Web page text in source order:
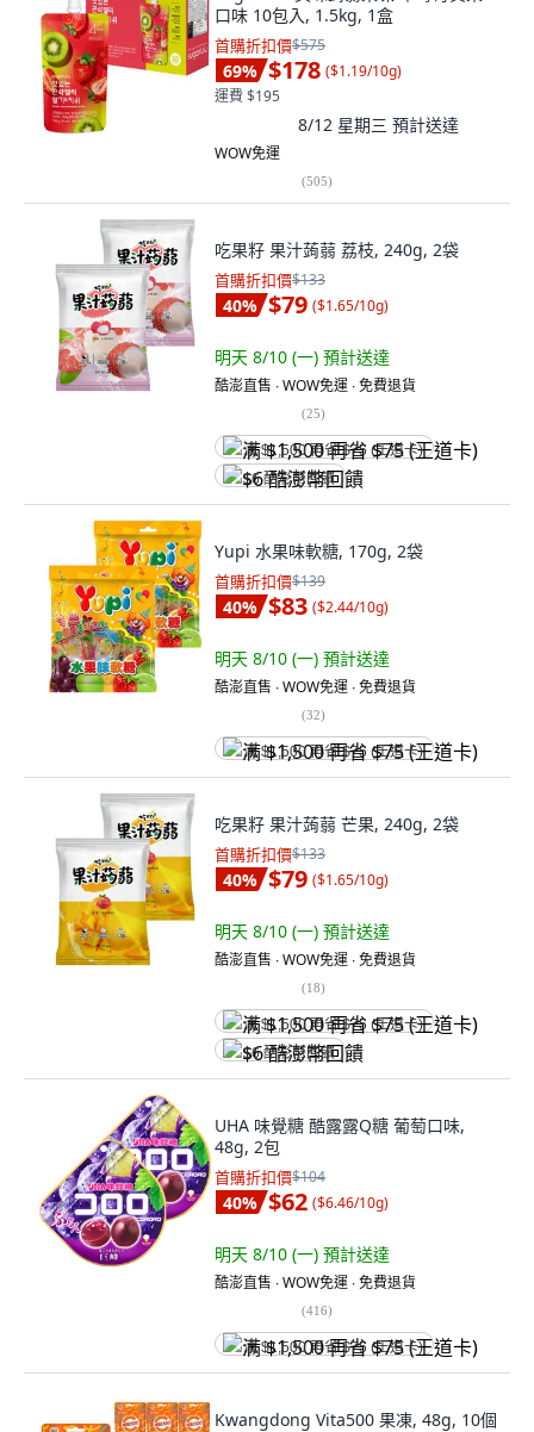
口味 10包入, 1.5kg, 1盒
首購折扣價$575
69% $178 ($1.19/10g)
運費 $195
8/12 星期三 預計送達
WOW免運
(505)
吃果籽 果汁蒟蒻 荔枝, 240g, 2袋
首購折扣價$133
40% $79 ($1.65/10g)
明天 8/10 (一) 預計送達
酷澎直售 ∙ WOW免運 ∙ 免費退貨
(25)
满 $1,500 再省 $75 (王道卡)
$6 酷澎幣回饋
Yupi 水果味軟糖, 170g, 2袋
首購折扣價$139
40% $83 ($2.44/10g)
明天 8/10 (一) 預計送達
酷澎直售 ∙ WOW免運 ∙ 免費退貨
(32)
满 $1,500 再省 $75 (王道卡)
吃果籽 果汁蒟蒻 芒果, 240g, 2袋
首購折扣價$133
40% $79 ($1.65/10g)
明天 8/10 (一) 預計送達
酷澎直售 ∙ WOW免運 ∙ 免費退貨
(18)
满 $1,500 再省 $75 (王道卡)
$6 酷澎幣回饋
UHA 味覺糖 酷露露Q糖 葡萄口味,
48g, 2包
首購折扣價$104
40% $62 ($6.46/10g)
明天 8/10 (一) 預計送達
酷澎直售 ∙ WOW免運 ∙ 免費退貨
(416)
满 $1,500 再省 $75 (王道卡)
Kwangdong Vita500 果凍, 48g, 10個